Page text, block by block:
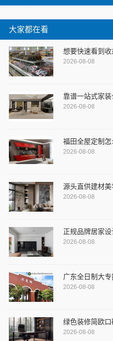
大家都在看
想要快速看到
2026-08-08
靠谱一站式家
2026-08-08
福田全屋定制
2026-08-08
源头直供建材
2026-08-08
正规品牌居家
2026-08-08
广东全日制大
2026-08-08
绿色装修简欧
2026-08-08